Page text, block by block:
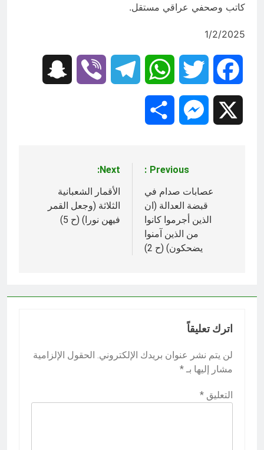
كاتب وصحفي عراقي مستقل.
1/2/2025
Facebook
Twitter
WhatsApp
Telegram
Viber
Messenger
المقالات
Previous:
عصابات صدام في
قبضة العدالة (ان
الذين أجرموا كانوا
من الذين آمنوا
يضحكون) (ح 2)
Next:
الأقمار الشعبانية
الثلاثة (وجعل القمر
فيهن نورا) (ح 5)
اترك تعليقاً
لن يتم نشر عنوان بريدك الإلكتروني. الحقول الإلزامية
مشار إليها بـ *
التعليق *